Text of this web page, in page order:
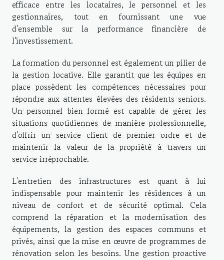
efficace entre les locataires, le personnel et les
gestionnaires, tout en fournissant une vue
d'ensemble sur la performance financière de
l'investissement.
La formation du personnel est également un pilier de
la gestion locative. Elle garantit que les équipes en
place possèdent les compétences nécessaires pour
répondre aux attentes élevées des résidents seniors.
Un personnel bien formé est capable de gérer les
situations quotidiennes de manière professionnelle,
d'offrir un service client de premier ordre et de
maintenir la valeur de la propriété à travers un
service irréprochable.
L'entretien des infrastructures est quant à lui
indispensable pour maintenir les résidences à un
niveau de confort et de sécurité optimal. Cela
comprend la réparation et la modernisation des
équipements, la gestion des espaces communs et
privés, ainsi que la mise en œuvre de programmes de
rénovation selon les besoins. Une gestion proactive